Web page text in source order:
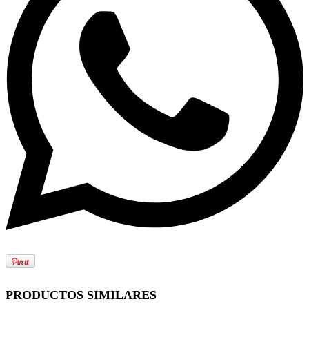
PRODUCTOS SIMILARES